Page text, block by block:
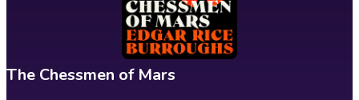
The Chessmen of Mars